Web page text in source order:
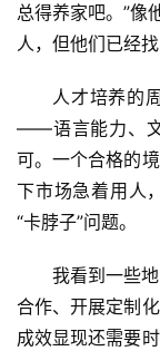
问
总得养家吧。”像
人，但他们已经
人才培养的
——语言能力、
可。一个合格的
下市场急着用人
“卡脖子”问题。
我看到一些
合作、开展定制
成效显现还需要